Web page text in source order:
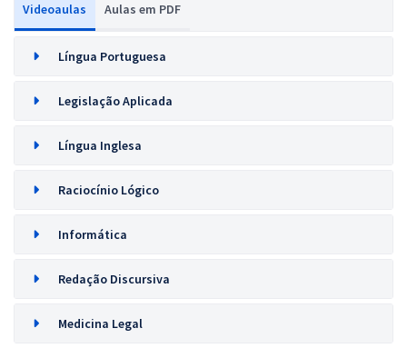
Videoaulas Aulas em PDF
Língua Portuguesa
Legislação Aplicada
Língua Inglesa
Raciocínio Lógico
Informática
Redação Discursiva
Medicina Legal